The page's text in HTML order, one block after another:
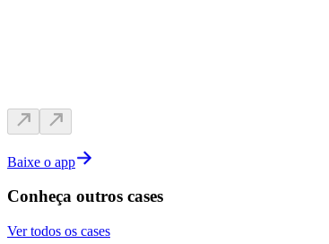
Baixe o app
Conheça outros cases
Ver todos os cases